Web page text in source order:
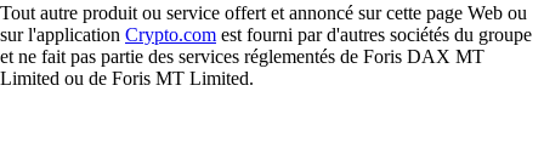
Tout autre produit ou service offert et annoncé sur cette page Web ou
sur l'application Crypto.com est fourni par d'autres sociétés du groupe
et ne fait pas partie des services réglementés de Foris DAX MT
Limited ou de Foris MT Limited.